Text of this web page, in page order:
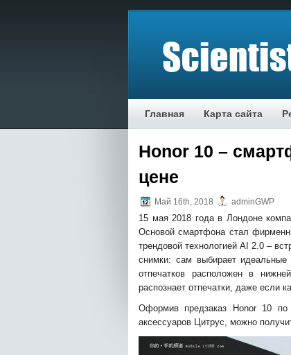
Главная Карта сайта
Honor 10 –
цене
Май 16th, 2018 adminGWP
15 мая 2018 года в Лондоне
Основой смартфона стал
трендовой технологией AI 2.0 –
снимки: сам выбирает
отпечатков расположен в
распознает отпечатки, даже если
Оформив предзаказ Honor 10
аксессуаров Цитрус, можно